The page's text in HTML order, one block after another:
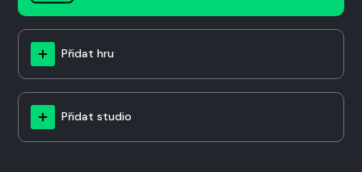
Přidat hru
Přidat studio